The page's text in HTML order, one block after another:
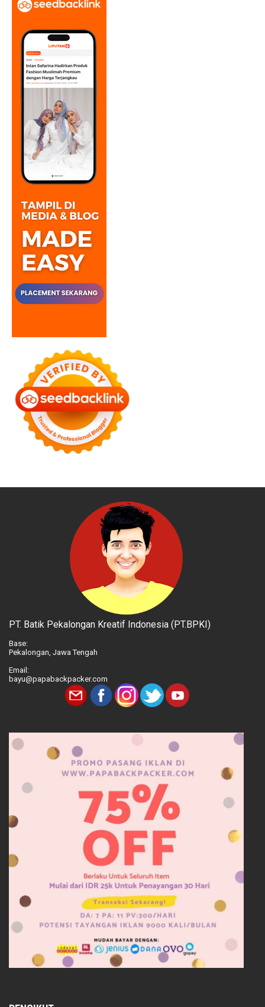
PT. Batik Pekalongan Kreatif Indonesia (PT.BPKI)
Base:
Pekalongan, Jawa Tengah
Email:
bayu@papabackpacker.com